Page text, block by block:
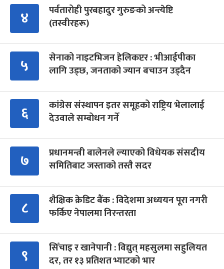
४
पर्वतारोही पुरबहादुर गुरुङको अन्त्येष्टि
(तस्वीरहरू)
५
सेनाको नाइटभिजन हेलिकप्टर : भीआईपीका
लागि उड्छ, जनताको ज्यान बचाउन उड्दैन
६
कांग्रेस संस्थापन इतर समूहको राष्ट्रिय भेलालाई
देउवाले सम्बोधन गर्ने
७
प्रधानमन्त्री बालेनले ल्याएको विधेयक संसदीय
समितिबाट जस्ताको तस्तै सदर
८
शैक्षिक क्रेडिट बैंक : विदेशमा अध्ययन पूरा नगरी
फर्किए नेपालमा निरन्तरता
९
सिँचाइ र खानेपानी : विद्युत् महसुलमा सहुलियत
दर, तर १३ प्रतिशत भ्याटको भार